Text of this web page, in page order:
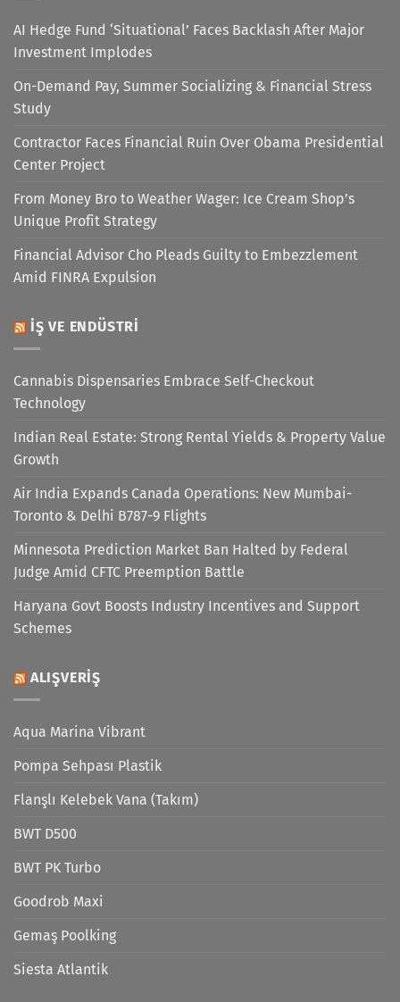
AI Hedge Fund ‘Situational’ Faces Backlash After Major
Investment Implodes
On-Demand Pay, Summer Socializing & Financial Stress
Study
Contractor Faces Financial Ruin Over Obama Presidential
Center Project
From Money Bro to Weather Wager: Ice Cream Shop’s
Unique Profit Strategy
Financial Advisor Cho Pleads Guilty to Embezzlement
Amid FINRA Expulsion
İŞ VE ENDÜSTRI
Cannabis Dispensaries Embrace Self-Checkout
Technology
Indian Real Estate: Strong Rental Yields & Property Value
Growth
Air India Expands Canada Operations: New Mumbai-
Toronto & Delhi B787-9 Flights
Minnesota Prediction Market Ban Halted by Federal
Judge Amid CFTC Preemption Battle
Haryana Govt Boosts Industry Incentives and Support
Schemes
ALIŞVERIŞ
Aqua Marina Vibrant
Pompa Sehpası Plastik
Flanşlı Kelebek Vana (Takım)
BWT D500
BWT PK Turbo
Goodrob Maxi
Gemaş Poolking
Siesta Atlantik